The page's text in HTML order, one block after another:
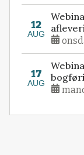
12
AUG
17
AUG